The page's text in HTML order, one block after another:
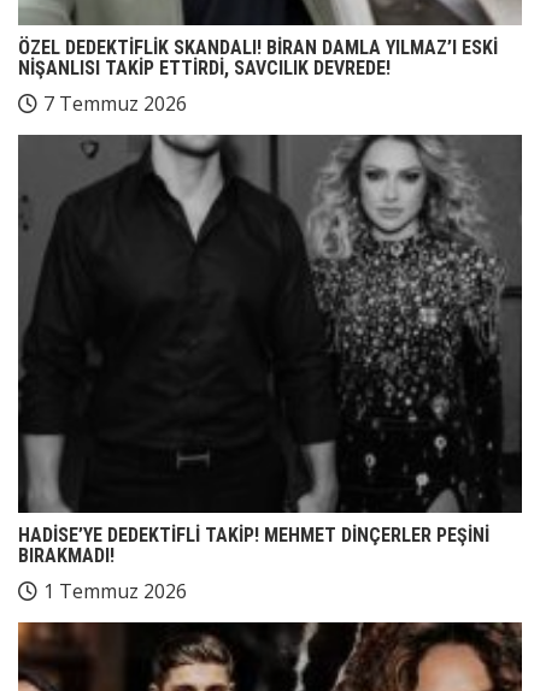
ÖZEL DEDEKTİFLİK SKANDALI! BİRAN DAMLA YILMAZ’I ESKİ
NİŞANLISI TAKİP ETTİRDİ, SAVCILIK DEVREDE!
7 Temmuz 2026
HADİSE’YE DEDEKTİFLİ TAKİP! MEHMET DİNÇERLER PEŞİNİ
BIRAKMADI!
1 Temmuz 2026